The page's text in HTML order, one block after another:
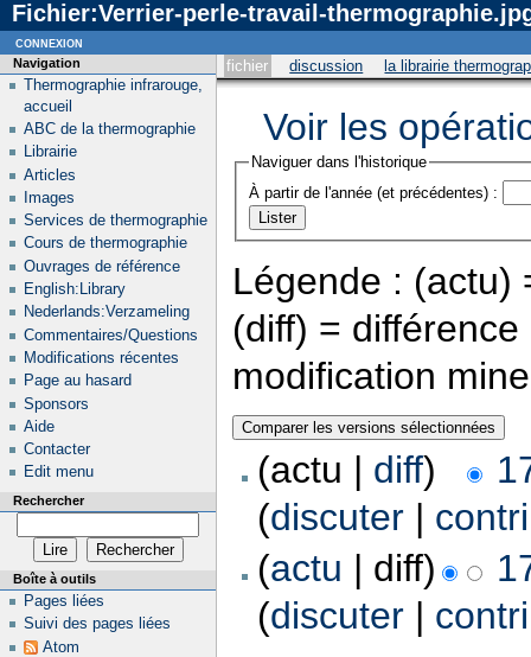
Fichier:Verrier-perle-travail-
fichier discussion la librairie
Voir les
Naviguer dans l'historique
À partir de l'année (et précédentes) :
Légende : (actu)
(diff) =
modification
(actu | diff)
(discuter|
(actu | diff)
(discuter|
Navigation
Thermographie infrarouge,
accueil
ABC de la thermographie
Librairie
Articles
Images
Services de thermographie
Cours de thermographie
Ouvrages de référence
English:Library
Nederlands:Verzameling
Commentaires/Questions
Modifications récentes
Page au hasard
Sponsors
Aide
Contacter
Edit menu
Rechercher
Boîte à outils
Pages liées
Suivi des pages liées
Atom
connexion